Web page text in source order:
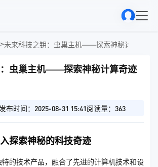
>未来科技之钥：虫巢主机——探索神秘计算奇迹
虫巢主机——探索神秘计算奇迹
发布时间：2025-08-31 15:41阅读量：363
探索神秘的科技奇迹
的技术产品，融合了先进的计算机技术和设